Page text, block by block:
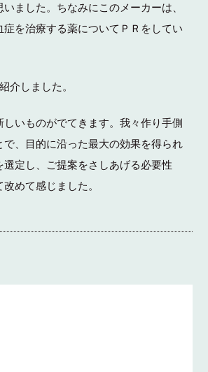
ました。ちなみにこのメーカーは、
症を治療する薬についてＰＲをしてい
介しました。
しいものがでてきます。我々作り手側
で、目的に沿った最大の効果を得られ
選定し、ご提案をさしあげる必要性
めて感じました。